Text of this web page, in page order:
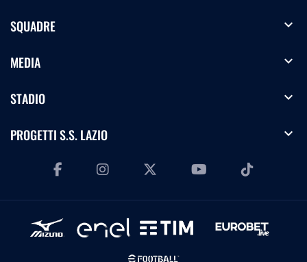
SQUADRE expand_more
MEDIA expand_more
STADIO expand_more
PROGETTI S.S. LAZIO expand_more